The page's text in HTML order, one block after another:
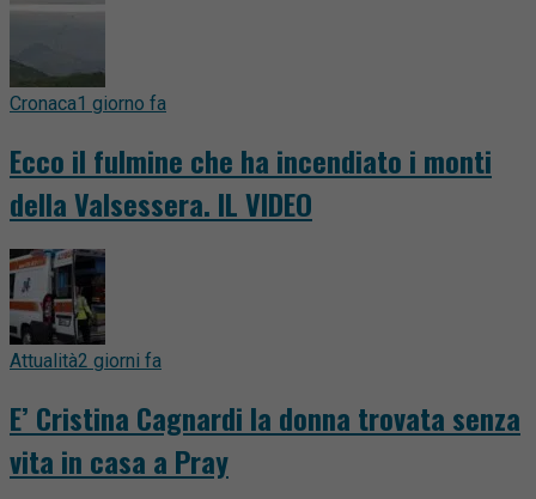
Cronaca1 giorno fa
Ecco il fulmine che ha incendiato i monti
della Valsessera. IL VIDEO
Attualità2 giorni fa
E’ Cristina Cagnardi la donna trovata senza
vita in casa a Pray